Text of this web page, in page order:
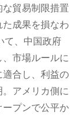
貿易制限措置
成果を損なわ
て、中国政府
市場ルールに
合し、利益の
アメリカ側に
プンで公平か